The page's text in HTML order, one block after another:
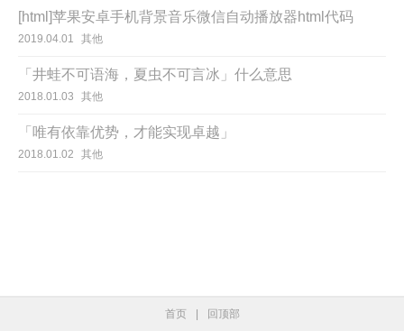
[html]苹果安卓手机背景音乐微信自动播放器html代码
2019.04.01 其他
「井蛙不可语海，夏虫不可言冰」什么意思
2018.01.03 其他
「唯有依靠优势，才能实现卓越」
2018.01.02 其他
首页 回顶部